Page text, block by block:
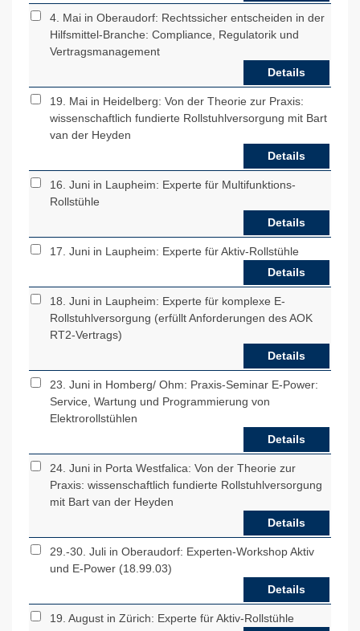
4. Mai in Oberaudorf: Rechtssicher entscheiden in der
Hilfsmittel-Branche: Compliance, Regulatorik und
Vertragsmanagement
Details
19. Mai in Heidelberg: Von der Theorie zur Praxis:
wissenschaftlich fundierte Rollstuhlversorgung mit Bart
van der Heyden
Details
16. Juni in Laupheim: Experte für Multifunktions-
Rollstühle
Details
17. Juni in Laupheim: Experte für Aktiv-Rollstühle
Details
18. Juni in Laupheim: Experte für komplexe E-
Rollstuhlversorgung (erfüllt Anforderungen des AOK
RT2-Vertrags)
Details
23. Juni in Homberg/ Ohm: Praxis-Seminar E-Power:
Service, Wartung und Programmierung von
Elektrorollstühlen
Details
24. Juni in Porta Westfalica: Von der Theorie zur
Praxis: wissenschaftlich fundierte Rollstuhlversorgung
mit Bart van der Heyden
Details
29.-30. Juli in Oberaudorf: Experten-Workshop Aktiv
und E-Power (18.99.03)
Details
19. August in Zürich: Experte für Aktiv-Rollstühle